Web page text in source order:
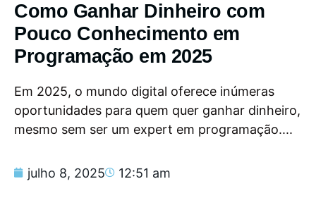
Como Ganhar Dinheiro com
Pouco Conhecimento em
Programação em 2025
Em 2025, o mundo digital oferece inúmeras
oportunidades para quem quer ganhar dinheiro,
mesmo sem ser um expert em programação....
julho 8, 2025 12:51 am